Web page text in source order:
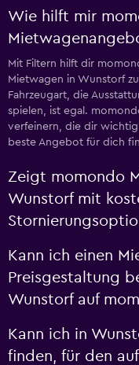
Wie hilft mir
Mit Filtern hilft dir
Mietwagen in Wunstorf
Fahrzeugart, die
spielen, ist egal.
verfeinern, die dir
beste Angebot für dich
Zeigt momondo
Wunstorf mit
Kann ich einen
Preisgestaltung
Wunstorf auf
Kann ich in
finden, für den